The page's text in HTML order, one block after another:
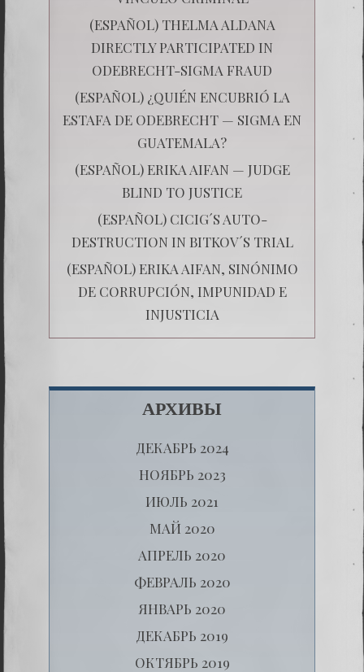
(ESPAÑOL) THELMA ALDANA
DIRECTLY PARTICIPATED IN
ODEBRECHT-SIGMA FRAUD
(ESPAÑOL) ¿QUIÉN ENCUBRIÓ LA
ESTAFA DE ODEBRECHT — SIGMA EN
GUATEMALA?
(ESPAÑOL) ERIKA AIFAN — JUDGE
BLIND TO JUSTICE
(ESPAÑOL) CICIG´S AUTO-
DESTRUCTION IN BITKOV´S TRIAL
(ESPAÑOL) ERIKA AIFAN, SINÓNIMO
DE CORRUPCIÓN, IMPUNIDAD E
INJUSTICIA
АРХИВЫ
ДЕКАБРЬ 2024
НОЯБРЬ 2023
ИЮЛЬ 2021
МАЙ 2020
АПРЕЛЬ 2020
ФЕВРАЛЬ 2020
ЯНВАРЬ 2020
ДЕКАБРЬ 2019
ОКТЯБРЬ 2019